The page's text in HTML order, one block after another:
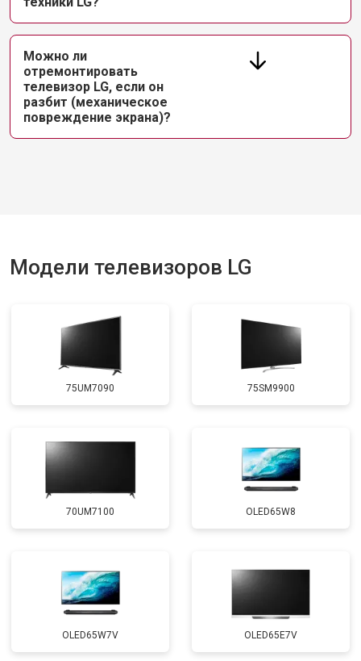
Можно ли
отремонтировать
телевизор LG, если он
разбит (механическое
повреждение экрана)?
Модели телевизоров LG
75UM7090 75SM9900
70UM7100 OLED65W8
OLED65W7V OLED65E7V